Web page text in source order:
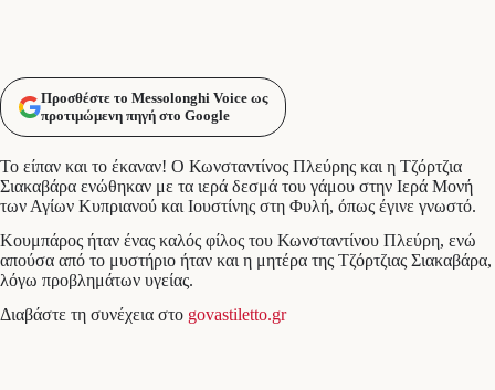
Προσθέστε το Messolonghi Voice ως
προτιμώμενη πηγή στο Google
Το είπαν και το έκαναν! Ο Κωνσταντίνος Πλεύρης και η Τζόρτζια
Σιακαβάρα ενώθηκαν με τα ιερά δεσμά του γάμου στην Ιερά Μονή
των Αγίων Κυπριανού και Ιουστίνης στη Φυλή, όπως έγινε γνωστό.
Κουμπάρος ήταν ένας καλός φίλος του Κωνσταντίνου Πλεύρη, ενώ
απούσα από το μυστήριο ήταν και η μητέρα της Τζόρτζιας Σιακαβάρα,
λόγω προβλημάτων υγείας.
Διαβάστε τη συνέχεια στο govastiletto.gr